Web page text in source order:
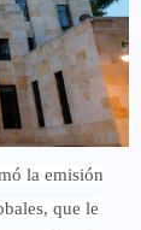
la emisión
que le